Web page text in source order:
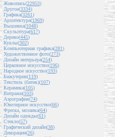
Живопись(22953)
Другое(3334)
Графика(3261)
Архитектура(1969)
Вышивка(1048)
Скульптура(617)
Дерево(445)
Куклы(302)
Компьютерная графика(281)
Художественное фото(273)
Дизайн интерьера(254)
Церковное искусство(196)
Народное искусство(193)
Бижутерия(119)
Текстиль (батик)(107)
Керамика(105)
Витражи(103)
Аэрография(74)
Ювелирное искусство(66)
Фреска, мозаика(64)
Дизайн одежды(61)
Стекло(57)
Графический дизайн(38)
Декорации(26)